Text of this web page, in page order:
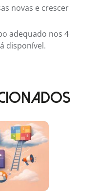
novas e crescer
adequado nos 4
disponível.